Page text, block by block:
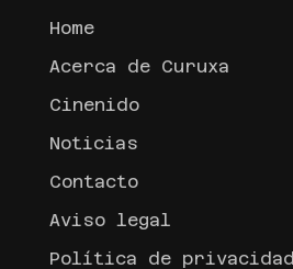
Home
Acerca de Curuxa
Cinenido
Noticias
Contacto
Aviso legal
Política de privacidad